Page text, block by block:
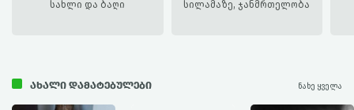
სახლი და ბაღი სილამაზე, ჯანმრთელობა
რეკლამა
ᲐᲮᲐᲚᲘ ᲓᲐᲛᲐᲢᲔᲑᲣᲚᲔᲑᲘ ნახე ყველა